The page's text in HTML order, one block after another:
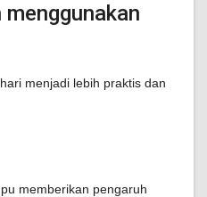
menjadi lebih praktis dan
memberikan pengaruh